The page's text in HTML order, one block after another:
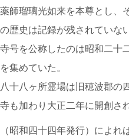
師瑠璃光如来を本尊とし、
歴史は記録が残されていな
号を公称したのは昭和二十
集めていた。
十八ヶ所霊場は旧穂波郡の
も加わり大正二年に開創さ
昭和四十四年発行）によれ